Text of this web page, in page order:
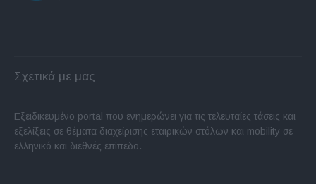
Σχετικά με μας
Εξειδικευμένο portal που ενημερώνει για τις τελευταίες τάσεις και
εξελίξεις σε θέματα διαχείρισης εταιρικών στόλων και mobility σε
ελληνικό και διεθνές επίπεδο.